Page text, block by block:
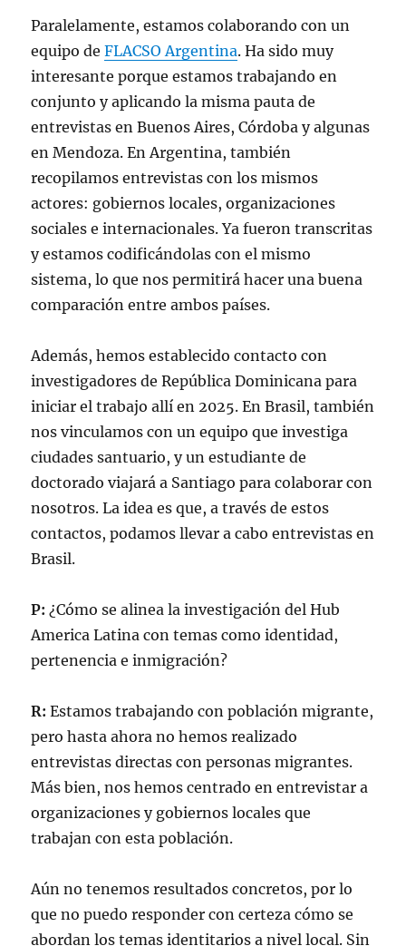
Paralelamente, estamos colaborando con un
equipo deFLACSO Argentina. Ha sido muy
interesante porque estamos trabajando en
conjunto y aplicando la misma pauta de
entrevistas en Buenos Aires, Córdoba y algunas
en Mendoza. En Argentina, también
recopilamos entrevistas con los mismos
actores: gobiernos locales, organizaciones
sociales e internacionales. Ya fueron transcritas
y estamos codificándolas con el mismo
sistema, lo que nos permitirá hacer una buena
comparación entre ambos países.
Además, hemos establecido contacto con
investigadores de República Dominicana para
iniciar el trabajo allí en 2025. En Brasil, también
nos vinculamos con un equipo que investiga
ciudades santuario, y un estudiante de
doctorado viajará a Santiago para colaborar con
nosotros. La idea es que, a través de estos
contactos, podamos llevar a cabo entrevistas en
Brasil.
P:¿Cómo se alinea la investigación del Hub
America Latina con temas como identidad,
pertenencia e inmigración?
R: Estamos trabajando con población migrante,
pero hasta ahora no hemos realizado
entrevistas directas con personas migrantes.
Más bien, nos hemos centrado en entrevistar a
organizaciones y gobiernos locales que
trabajan con esta población.
Aún no tenemos resultados concretos, por lo
que no puedo responder con certeza cómo se
abordan los temas identitarios a nivel local. Sin